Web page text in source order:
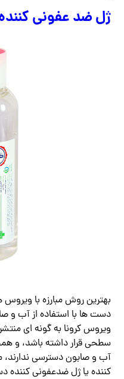
ژل ضد عفونی کننده
بهترین روش مبارزه با
دست ها با استفاده از آب و
ویروس کرونا به گونه ای
سطحی قرار داشته باشد، و
آب و صابون دسترسی